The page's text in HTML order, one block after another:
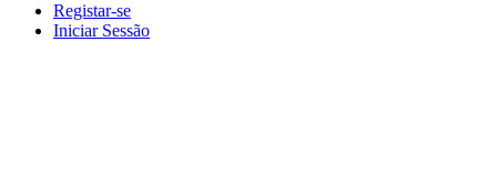
Registar-se
Iniciar Sessão